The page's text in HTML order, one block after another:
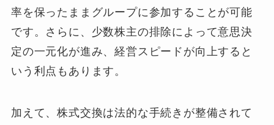
率を保ったままグループに参加することが可能
です。さらに、少数株主の排除によって意思決
定の一元化が進み、経営スピードが向上すると
いう利点もあります。
加えて、株式交換は法的な手続きが整備されて